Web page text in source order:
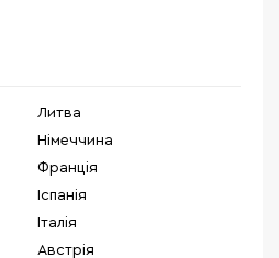
Литва
Німеччина
Франція
Іспанія
Італія
Австрія